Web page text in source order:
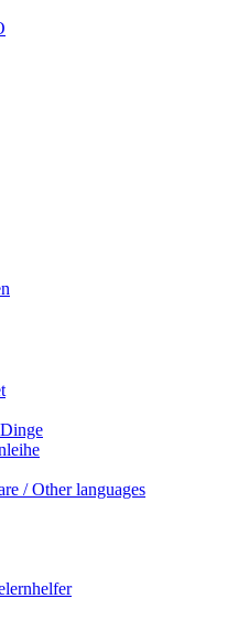
/ Other languages